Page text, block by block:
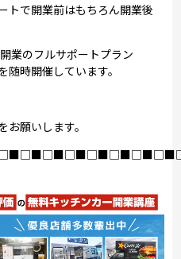
トで開業前はもちろん開業後
業のフルサポートプラン
随時開催しています。
願いします。